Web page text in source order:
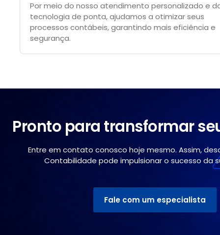
Por meio do nosso atendimento personalizado e
tecnologia de ponta, ajudamos a otimizar seus
processos contábeis, garantindo mais eficiência e
segurança.
Pronto para transformar
Entre em contato conosco hoje mesmo. Assim,
Contabilidade pode impulsionar o sucesso da
Fale com um especialista